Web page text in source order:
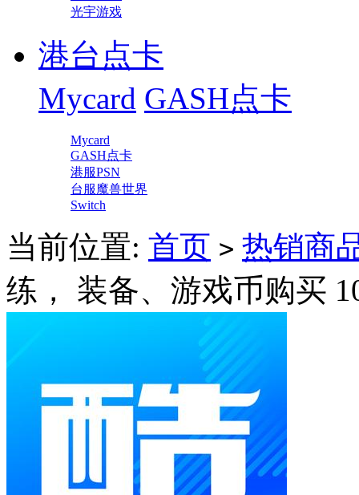
光宇游戏
港台点卡
Mycard GASH点卡
Mycard
GASH点卡
港服PSN
台服魔兽世界
Switch
当前位置: 首页 > 热销商
练， 装备、游戏币购买